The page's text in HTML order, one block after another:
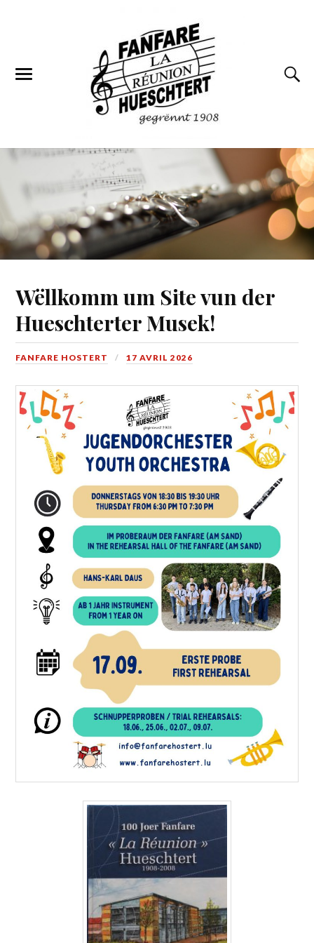
Wëllkomm um Site vun der
Hueschterter Musek!
FANFARE HOSTERT 17 AVRIL 2026